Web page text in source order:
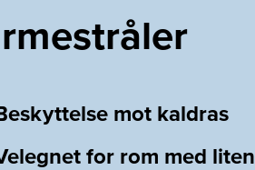
mot kaldras
for rom med liten